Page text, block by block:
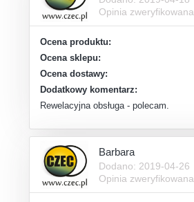
Opinia zweryfikowana
Ocena produktu:
Ocena sklepu:
Ocena dostawy:
Dodatkowy komentarz:
Rewelacyjna obsługa - polecam.
Barbara
Dodano: 2019-04-26
Opinia zweryfikowana